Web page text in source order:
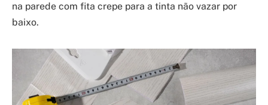
na parede com fita crepe para a tinta não vazar por
baixo.